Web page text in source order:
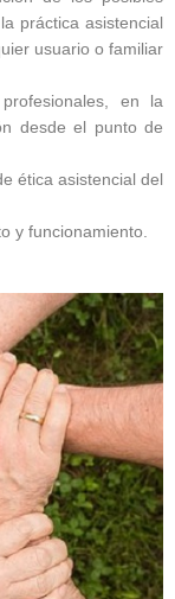
práctica asistencial
usuario o familiar
en la
desde el punto de
ética asistencial del
y funcionamiento.